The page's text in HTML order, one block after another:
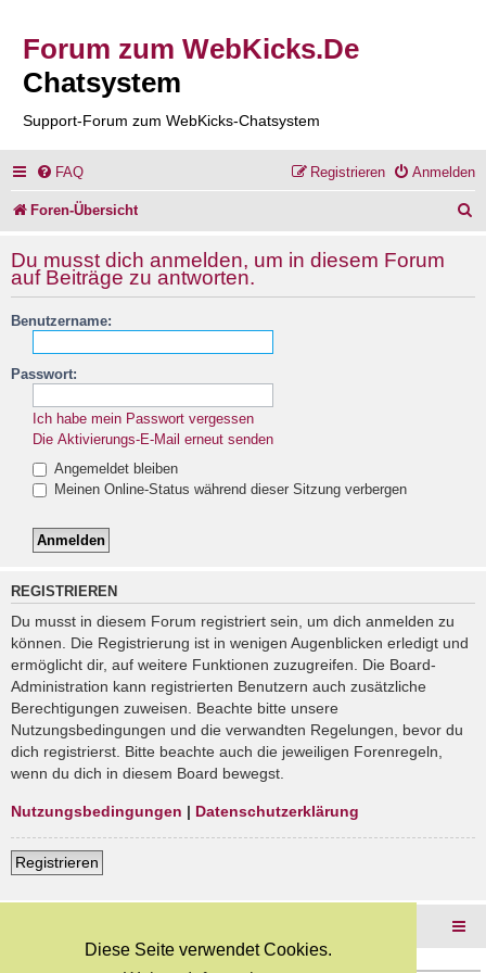
Diese Seite verwendet Cookies.
Forum zum WebKicks.De
Chatsystem
Support-Forum zum WebKicks-Chatsystem
FAQ Anmelden
Registrieren
Foren-Übersicht
Du musst dich anmelden, um in diesem Forum
auf Beiträge zu antworten.
Benutzername:
Passwort:
Ich habe mein Passwort vergessen
Die Aktivierungs-E-Mail erneut senden
Angemeldet bleiben
Meinen Online-Status während dieser Sitzung verbergen
REGISTRIEREN
Du musst in diesem Forum registriert sein, um dich anmelden zu
können. Die Registrierung ist in wenigen Augenblicken erledigt und
ermöglicht dir, auf weitere Funktionen zuzugreifen. Die Board-
Administration kann registrierten Benutzern auch zusätzliche
Berechtigungen zuweisen. Beachte bitte unsere
Nutzungsbedingungen und die verwandten Regelungen, bevor du
dich registrierst. Bitte beachte auch die jeweiligen Forenregeln,
wenn du dich in diesem Board bewegst.
Nutzungsbedingungen | Datenschutzerklärung
Registrieren